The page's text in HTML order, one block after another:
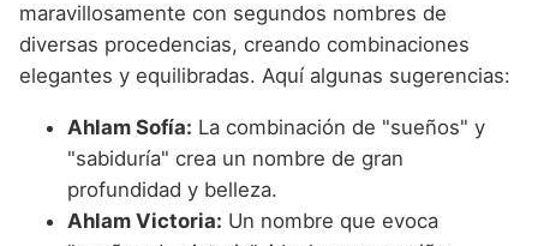
maravillosamente con segundos nombres de
diversas procedencias, creando combinaciones
elegantes y equilibradas. Aquí algunas sugerencias:
Ahlam Sofía: La combinación de "sueños" y
"sabiduría" crea un nombre de gran
profundidad y belleza.
Ahlam Victoria: Un nombre que evoca